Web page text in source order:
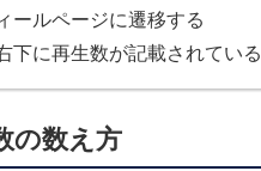
ルページに遷移する
に再生数が記載されている
の数え方